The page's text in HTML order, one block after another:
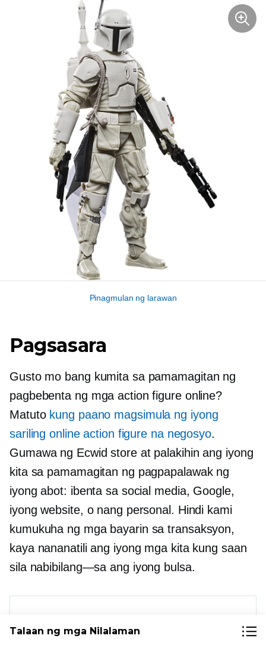
Pinagmulan ng larawan
Pagsasara
Gusto mo bang kumita sa pamamagitan ng
pagbebenta ng mga action figure online?
Matuto kung paano magsimula ng iyong
sariling online action figure na negosyo.
Gumawa ng Ecwid store at palakihin ang iyong
kita sa pamamagitan ng pagpapalawak ng
iyong abot: ibenta sa social media, Google,
iyong website, o nang personal. Hindi kami
kumukuha ng mga bayarin sa transaksyon,
kaya nananatili ang iyong mga kita kung saan
sila nabibilang—saang iyong bulsa.
Talaan ng mga Nilalaman